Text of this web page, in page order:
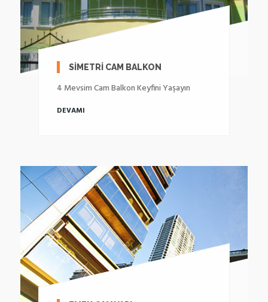
SİMETRİ CAM BALKON
4 Mevsim Cam Balkon Keyfini Yaşayın
DEVAMI